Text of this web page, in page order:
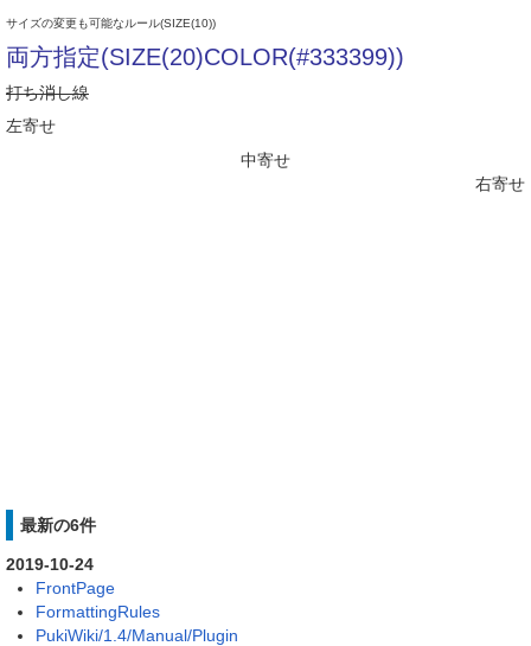
サイズの変更も可能なルール(SIZE(10))
両方指定(SIZE(20)COLOR(#333399))
打ち消し線
左寄せ
中寄せ
右寄せ
最新の6件
2019-10-24
FrontPage
FormattingRules
PukiWiki/1.4/Manual/Plugin